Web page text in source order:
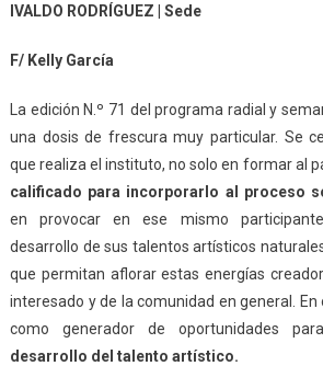
IVALDO RODRÍGUEZ | Sede
F/ Kelly García
La edición N.º 71 del programa radial y
una dosis de frescura muy particular. Se
que realiza el instituto, no solo en formar al
calificado para incorporarlo al proceso
en provocar en ese mismo
desarrollo de sus talentos artísticos
que permitan aflorar estas energías
interesado y de la comunidad en general. En
como generador de oportunidades
desarrollo del talento artístico.